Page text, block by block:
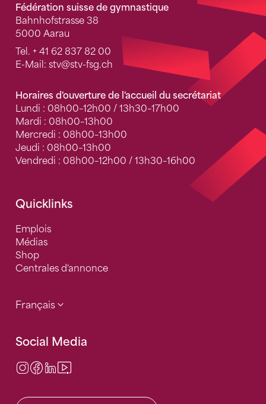
Fédération suisse de gymnastique
Bahnhofstrasse 38
5000 Aarau
Tel. + 41 62 837 82 00
E-Mail: stv@stv-fsg.ch
Horaires d'ouverture de l'accueil du secrétariat
Lundi : 08h00–12h00 / 13h30–17h00
Mardi : 08h00–13h00
Mercredi : 08h00–13h00
Jeudi : 08h00–13h00
Vendredi : 08h00–12h00 / 13h30–16h00
Quicklinks
Emplois
Médias
Shop
Centrales d'annonce
Français
Social Media
Instagram
Facebook
LinkedIn